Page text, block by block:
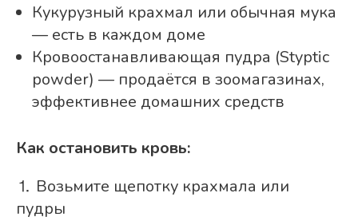
Кукурузный крахмал или обычная мука
— есть в каждом доме
Кровоостанавливающая пудра (Styptic
powder) — продаётся в зоомагазинах,
эффективнее домашних средств
Как остановить кровь:
⒈ Возьмите щепотку крахмала или
пудры